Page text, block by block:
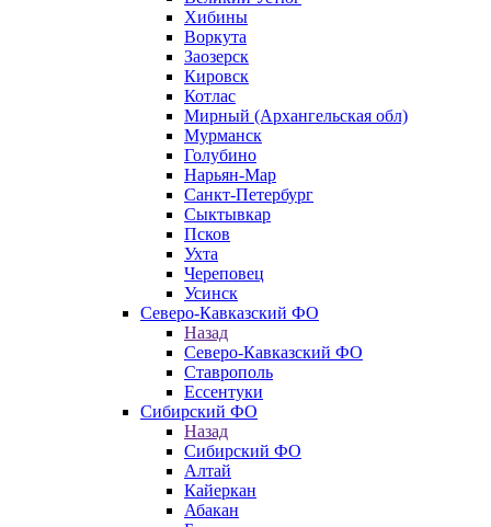
Хибины
Воркута
Заозерск
Кировск
Котлас
Мирный (Архангельская обл)
Мурманск
Голубино
Нарьян-Мар
Санкт-Петербург
Сыктывкар
Псков
Ухта
Череповец
Усинск
Северо-Кавказский ФО
Назад
Северо-Кавказский ФО
Ставрополь
Ессентуки
Сибирский ФО
Назад
Сибирский ФО
Алтай
Кайеркан
Абакан